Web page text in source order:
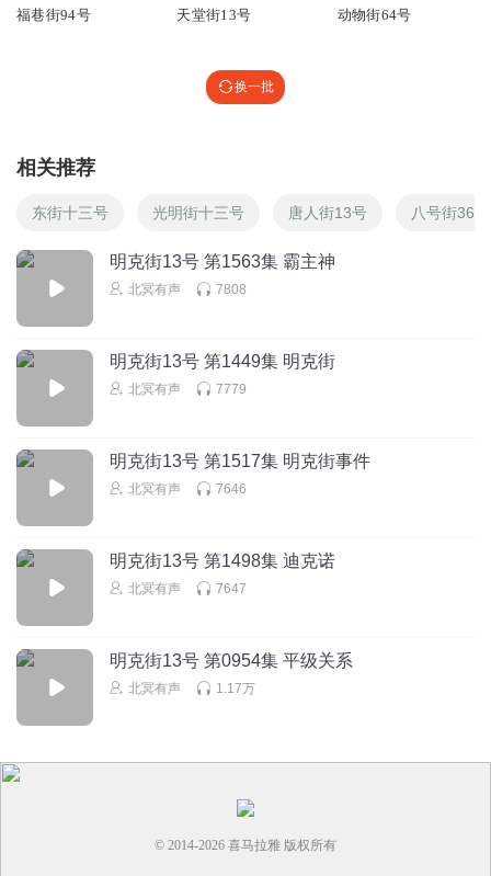
福巷街94号 天堂街13号 动物街64号
换一批
相关推荐
东街十三号 光明街十三号 唐人街13号 八号街36号
明克街13号 第1563集 霸主神
北冥有声 7808
明克街13号 第1449集 明克街
北冥有声 7779
明克街13号 第1517集 明克街事件
北冥有声 7646
明克街13号 第1498集 迪克诺
北冥有声 7647
明克街13号 第0954集 平级关系
北冥有声 1.17万
© 2014-2026 喜马拉雅 版权所有